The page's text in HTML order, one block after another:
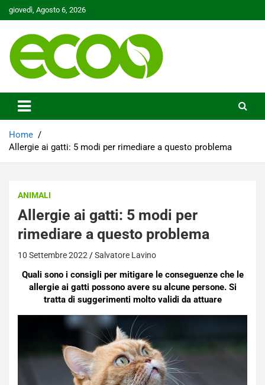
Skip
to
giovedì, Agosto 6, 2026
Ecoo.it
Home
Allergie ai gatti: 5 modi per rimediare a questo problema
ANIMALI
Allergie ai gatti: 5 modi per
rimediare a questo problema
10 Settembre 2022 Salvatore Lavino
Quali sono i consigli per mitigare le conseguenze che le
allergie ai gatti possono avere su alcune persone. Si
tratta di suggerimenti molto validi da attuare